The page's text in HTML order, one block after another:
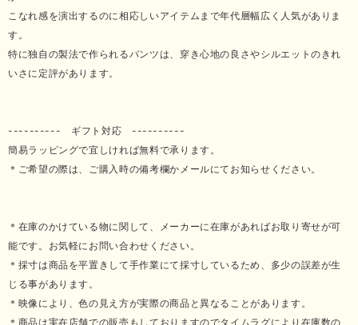
こなれ感を演出するのに相応しいアイテムまで年代層幅広く人気がありま
す。
特に独自の製法で作られるパンツは、穿き心地の良さやシルエットのきれ
いさに定評があります。
---------- ギフト対応 ----------
簡易ラッピングで宜しければ無料で承ります。
＊ご希望の際は、ご購入時の備考欄かメールにてお知らせください。
＊在庫のかけている物に関して、メーカーに在庫があればお取り寄せが可
能です。お気軽にお問い合わせください。
＊採寸は商品を平置きして手作業にて採寸しているため、多少の誤差が生
じる事があります。
＊映像により、色の見え方が実際の商品と異なることがあります。
＊商品は実在店舗での販売もしておりますのでタイムラグにより在庫数の